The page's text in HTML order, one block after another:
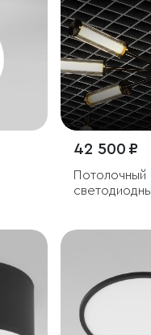
42 500 ₽
Потолочный